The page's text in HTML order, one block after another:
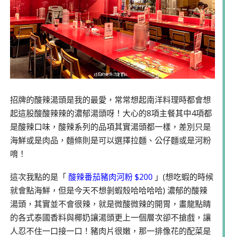
招牌的酸辣湯頭是我的最愛，常常想起南洋料理時都會想
起這股酸酸辣辣的濃郁湯頭呀！大心的8項主餐其中4項都
是酸辣口味，酸辣系列的品項其實湯頭都一樣，差別只是
海鮮或是肉品，麵條則是可以選擇拉麵、公仔麵或是河粉
唷！
這次我點的是「酸辣番茄豬肉河粉 $200 」(想吃蝦的時候
就會點海鮮，但是今天不想剝蝦殼哈哈哈哈) 濃郁的酸辣
湯頭，其實並不會很辣，就是微酸微辣的開胃，畫龍點睛
的各式泰國香料與椰奶讓湯頭更上一個層次卻不搶戲，讓
人忍不住一口接一口！豬肉片很嫩，那一排像花的配菜是